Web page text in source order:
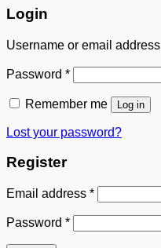
Login
Username or email address
Password *
Remember me Log in
Lost your password?
Register
Email address *
Password *